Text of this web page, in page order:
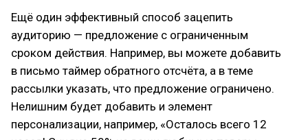
Ещё один эффективный способ зацепить
аудиторию — предложение с ограниченным
сроком действия. Например, вы можете добавить
в письмо таймер обратного отсчёта, а в теме
рассылки указать, что предложение ограничено.
Нелишним будет добавить и элемент
персонализации, например, «Осталось всего 12